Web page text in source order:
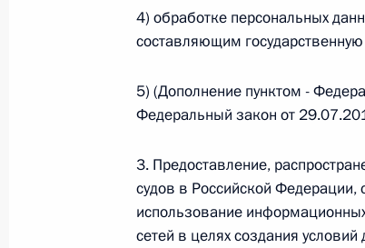
Федеральный закон от
26 июля 2026 года
4) обработке персональных
составляющим государственную
5) (Дополнение пунктом -
Федеральный закон от
3. Предоставление,
судов в Российской
использование
сетей в целях создания